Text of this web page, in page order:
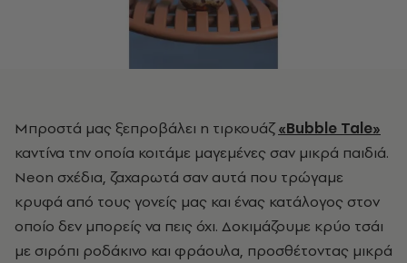
Μπροστά μας ξεπροβάλει η τιρκουάζ«Bubble Tale»
καντίνα την οποία κοιτάμε μαγεμένες σαν μικρά παιδιά.
Neon σχέδια, ζαχαρωτά σαν αυτά που τρώγαμε
κρυφά από τους γονείς μας και ένας κατάλογος στον
οποίο δεν μπορείς να πεις όχι. Δοκιμάζουμε κρύο τσάι
με σιρόπι ροδάκινο και φράουλα, προσθέτοντας μικρά